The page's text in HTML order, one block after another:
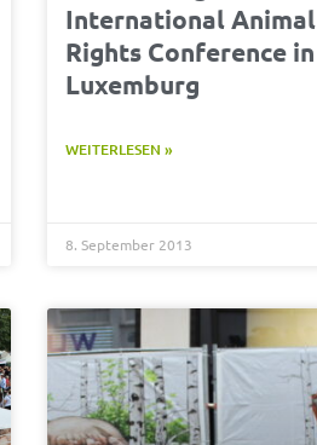
International Animal
Rights Conference in
Luxemburg
WEITERLESEN »
8. September 2013